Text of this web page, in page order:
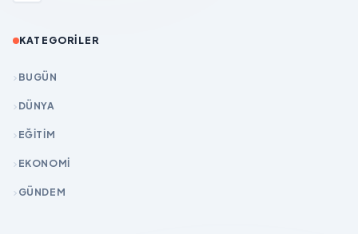
KATEGORILER
BUGÜN
DÜNYA
EĞİTİM
EKONOMİ
GÜNDEM